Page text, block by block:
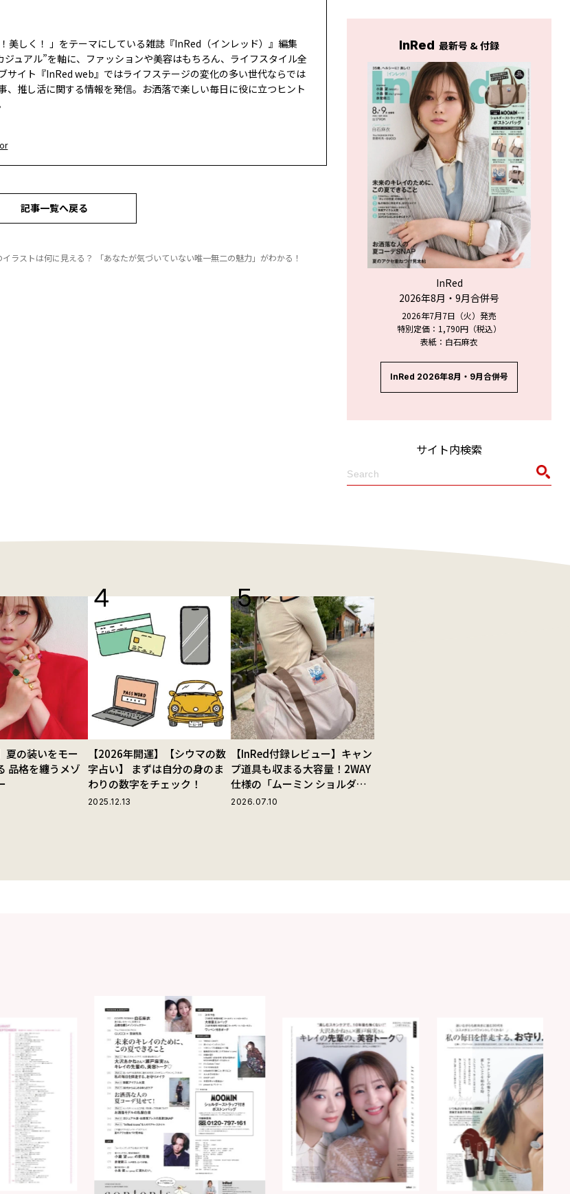
美しく！ 」をテーマにしている雑誌『InRed（インレッド）』編集
ジュアル”を軸に、ファッションや美容はもちろん、ライフスタイル全
サイト『InRed web』ではライフステージの変化の多い世代ならでは
、推し活に関する情報を発信。お洒落で楽しい毎日に役に立つヒント
記事一覧へ戻る
イラストは何に見える？ 「あなたが気づいていない唯一無二の魅力」がわかる！
InRed 最新号 & 付録
InRed
2026年8月・9月合併号
2026年7月7日（火）発売
特別定価：1,790円（税込）
表紙：白石麻衣
InRed 2026年8月・9月合併号
サイト内検索
夏の装いをモー
品格を纏うメゾ
【2026年開運】【シウマの数
字占い】 まずは自分の身のま
わりの数字をチェック！
2025.12.13
【InRed付録レビュー】キャン
プ道具も収まる大容量！2WAY
仕様の「ムーミン ショルダー
ストラップ付きボストンバッ
2026.07.10